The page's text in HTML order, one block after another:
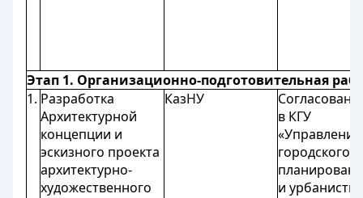
Этап 1. Организационно-подготовительная
1. Разработка
Архитектурной
концепции и
эскизного проекта
архитектурно-
художественного
КазНУ
в КГУ
«Управление
городского
и